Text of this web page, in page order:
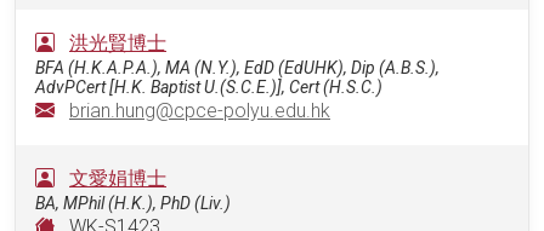
洪光賢博士
BFA (H.K.A.P.A.), MA (N.Y.), EdD (EdUHK), Dip (A.B.S.),
AdvPCert [H.K. Baptist U.(S.C.E.)], Cert (H.S.C.)
brian.hung@cpce-polyu.edu.hk
文愛娟博士
BA, MPhil (H.K.), PhD (Liv.)
WK-S1423